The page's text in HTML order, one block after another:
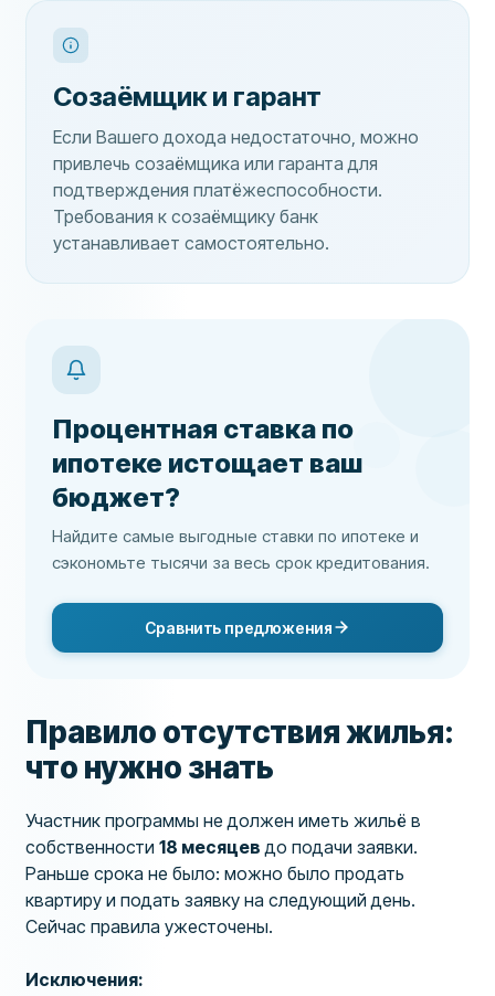
Созаёмщик и гарант
Если Вашего дохода недостаточно, можно
привлечь созаёмщика или гаранта для
подтверждения платёжеспособности.
Требования к созаёмщику банк
устанавливает самостоятельно.
Процентная ставка по
ипотеке истощает ваш
бюджет?
Найдите самые выгодные ставки по ипотеке и
сэкономьте тысячи за весь срок кредитования.
Сравнить предложения
Правило отсутствия жилья:
что нужно знать
Участник программы не должен иметь жильё в
собственности18 месяцев до подачи заявки.
Раньше срока не было: можно было продать
квартиру и подать заявку на следующий день.
Сейчас правила ужесточены.
Исключения: